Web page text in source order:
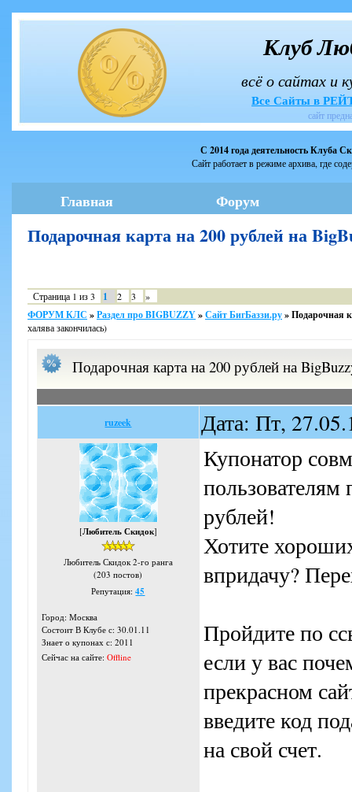
Клуб
всё о сайтах и
Все Сайты в
сайт
С 2014 года деятельность Клуба
Сайт работает в режиме архива, где
Главная Форум
Подарочная карта на 200 рублей на
Страница 1 из3 1 2 3 »
ФОРУМ КЛС »Раздел про BIGBUZZY»Сайт БигБаззи.ру»Подарочная
халява закончилась)
Подарочная карта на 200 рублей на
ruzeek Дата: Пт,
[Любитель Скидок]
Любитель Скидок 2-го ранга
(203 постов)
Репутация:45
Город: Москва
Состоит В Клубе с: 30.01.11
Знает о купонах с: 2011
Сейчас на сайте: Offline
Купонатор
рублей!
Хотите
впридачу?
Пройдите по
если у вас
прекрасном
введите код
на свой счет.